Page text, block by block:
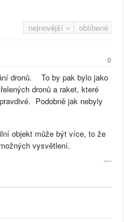
nejnovější oblíbené
0
dronů. To by pak bylo jako
dronů a raket, které
Podobně jak nebyly
objekt může být více, to že
vysvětlení.